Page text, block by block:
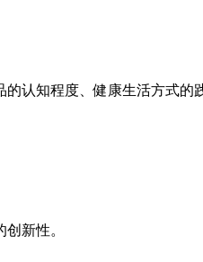
认知程度、健康生活方式
新性。